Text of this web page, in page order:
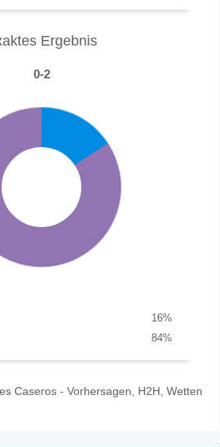
Ergebnis
0-2
%
16
%
84
Caseros - Vorhersagen, H2H, Wetten